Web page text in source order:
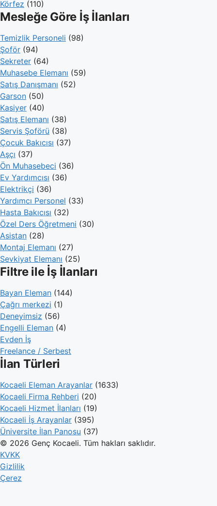
Körfez (110)
Mesleğe Göre İş İlanları
Temizlik Personeli (98)
Şoför (94)
Sekreter (64)
Muhasebe Elemanı (59)
Satış Danışmanı (52)
Garson (50)
Kasiyer (40)
Satış Elemanı (38)
Servis Şoförü (38)
Çocuk Bakıcısı (37)
Aşçı (37)
Ön Muhasebeci (36)
Ev Yardımcısı (36)
Elektrikçi (36)
Yardımcı Personel (33)
Hasta Bakıcısı (32)
Özel Ders Öğretmeni (30)
Asistan (28)
Montaj Elemanı (27)
Sevkiyat Elemanı (25)
Filtre ile İş İlanları
Bayan Eleman (144)
Çağrı merkezi (1)
Deneyimsiz (56)
Engelli Eleman (4)
Evden İş
Freelance / Serbest
İlan Türleri
Kocaeli Eleman Arayanlar (1633)
Kocaeli Firma Rehberi (20)
Kocaeli Hizmet İlanları (19)
Kocaeli İş Arayanlar (395)
Üniversite İlan Panosu (37)
© 2026 Genç Kocaeli. Tüm hakları saklıdır.
KVKK
Gizlilik
Çerez